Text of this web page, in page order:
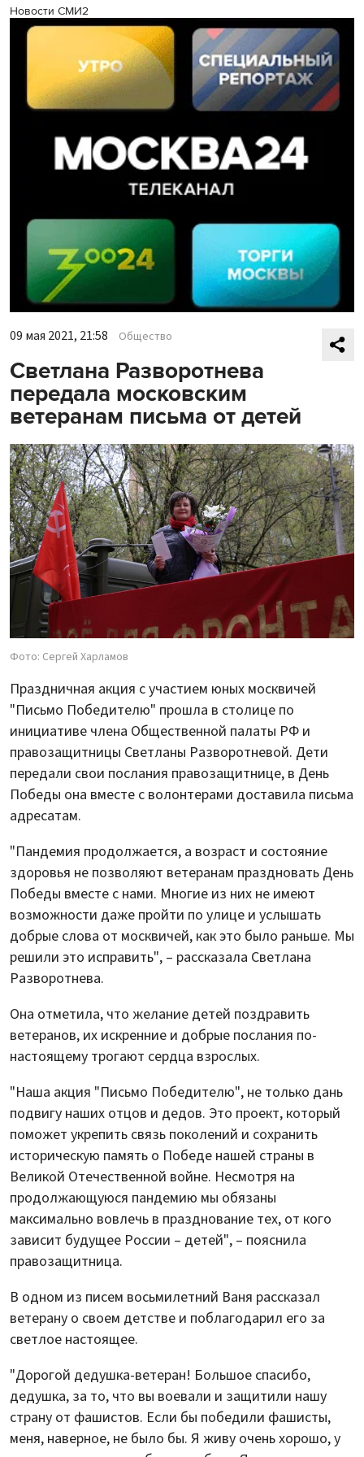
Новости СМИ2
09 мая 2021, 21:58 Общество
Светлана Разворотнева
передала московским
ветеранам письма от детей
Фото: Сергей Харламов
Праздничная акция с участием юных москвичей
"Письмо Победителю" прошла в столице по
инициативе члена Общественной палаты РФ и
правозащитницы Светланы Разворотневой. Дети
передали свои послания правозащитнице, в День
Победы она вместе с волонтерами доставила письма
адресатам.
"Пандемия продолжается, а возраст и состояние
здоровья не позволяют ветеранам праздновать День
Победы вместе с нами. Многие из них не имеют
возможности даже пройти по улице и услышать
добрые слова от москвичей, как это было раньше. Мы
решили это исправить", – рассказала Светлана
Разворотнева.
Она отметила, что желание детей поздравить
ветеранов, их искренние и добрые послания по-
настоящему трогают сердца взрослых.
"Наша акция "Письмо Победителю", не только дань
подвигу наших отцов и дедов. Это проект, который
поможет укрепить связь поколений и сохранить
историческую память о Победе нашей страны в
Великой Отечественной войне. Несмотря на
продолжающуюся пандемию мы обязаны
максимально вовлечь в празднование тех, от кого
зависит будущее России – детей", – пояснила
правозащитница.
В одном из писем восьмилетний Ваня рассказал
ветерану о своем детстве и поблагодарил его за
светлое настоящее.
"Дорогой дедушка-ветеран! Большое спасибо,
дедушка, за то, что вы воевали и защитили нашу
страну от фашистов. Если бы победили фашисты,
меня, наверное, не было бы. Я живу очень хорошо, у